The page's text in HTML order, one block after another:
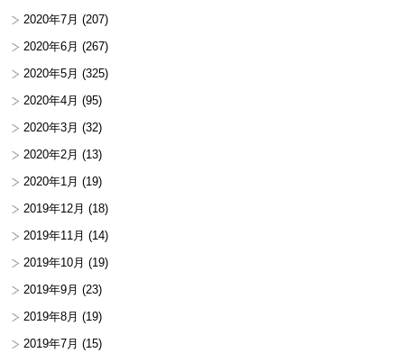
2020年7月 (207)
2020年6月 (267)
2020年5月 (325)
2020年4月 (95)
2020年3月 (32)
2020年2月 (13)
2020年1月 (19)
2019年12月 (18)
2019年11月 (14)
2019年10月 (19)
2019年9月 (23)
2019年8月 (19)
2019年7月 (15)